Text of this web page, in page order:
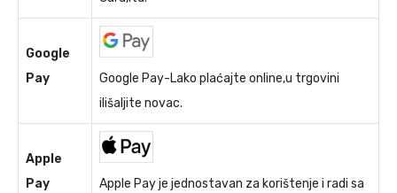
Google
Pay
Google Pay-Lako plaćajte online,u trgovini
ilišaljite novac.
Apple
Pay
Apple Pay je jednostavan za korištenje i radi sa